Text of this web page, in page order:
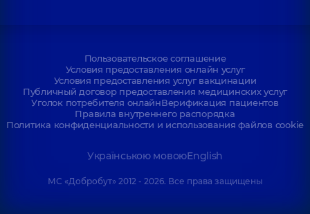
Пользовательское соглашение
Условия предоставления онлайн услуг
Условия предоставления услуг вакцинации
Публичный договор предоставления медицинских услуг
Уголок потребителя онлайнВерификация пациентов
Правила внутреннего распорядка
Политика конфиденциальности и использования файлов cookie
Українською мовоюEnglish
МС «Добробут» 2012 - 2026. Все права защищены